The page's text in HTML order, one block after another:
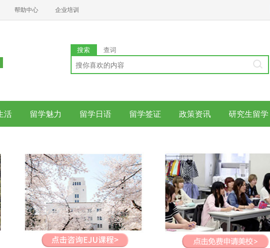
帮助中心 企业培训
搜索 查词
活 留学魅力 留学日语 留学签证 政策资讯 研究生留学